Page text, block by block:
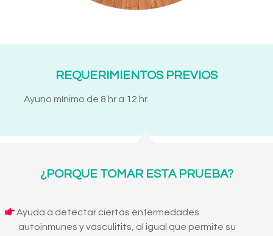
REQUERIMIENTOS PREVIOS
Ayuno mínimo de 8 hr a 12 hr.
¿PORQUE TOMAR ESTA PRUEBA?
Ayuda a detectar ciertas enfermedades
autoinmunes y vasculitits, al igual que permite su